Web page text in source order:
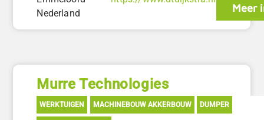
Nederland
Meer
Murre Technologies
WERKTUIGEN MACHINEBOUW AKKERBOUW DUMPER